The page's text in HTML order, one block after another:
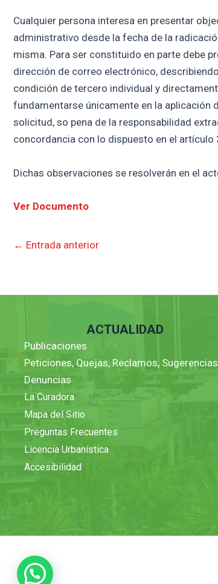
Cualquier persona interesa en presentar
administrativo desde la fecha de la
misma. Para ser constituido en parte debe
dirección de correo electrónico,
condición de tercero individual y
fundamentarse únicamente en la
solicitud, so pena de la responsabilidad
concordancia con lo dispuesto en el
Dichas observaciones se resolverán en el
Ver Documento
← Entrada anterior
ACTUALIDAD
Publicaciones
Peticiones, Quejas, Reclamos,
Denuncias
La Curadora
Mapa del Sitio
Preguntas Frecuentes
Licencia Urbanística
Accesibilidad